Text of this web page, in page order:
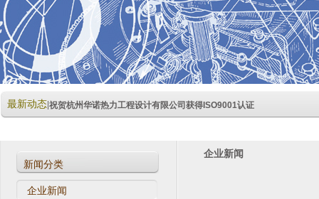
最新动态 祝贺杭州华诺热力工程设计有限公司获得ISO9001认证
D1、D2类压力容器设计评审会议
新闻分类
企业新闻
企业新闻